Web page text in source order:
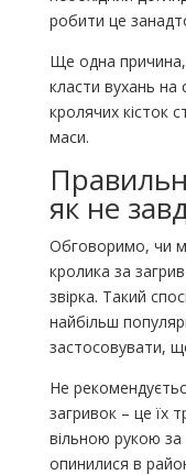
робити це
Ще одна причина,
класти вухань на
кролячих кісток
маси.
як не
Обговоримо, чи
кролика за
звірка. Такий
найбільш
застосовувати,
Не
загривок – це їх
вільною рукою
опинилися в